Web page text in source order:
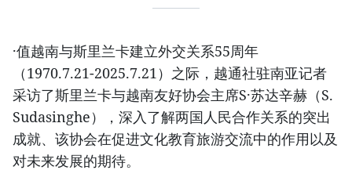
·值越南与斯里兰卡建立外交关系55周年
（1970.7.21-2025.7.21）之际，越通社驻南亚记者
采访了斯里兰卡与越南友好协会主席S·苏达辛赫（S.
Sudasinghe），深入了解两国人民合作关系的突出
成就、该协会在促进文化教育旅游交流中的作用以及
对未来发展的期待。